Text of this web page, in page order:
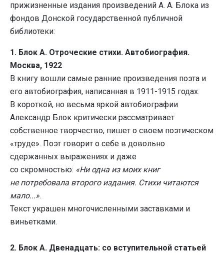
прижизненные издания произведений А. А. Блока из
фондов Донской государственной публичной
библиотеки:
1. Блок А. Отроческие стихи. Автобиография.
Москва, 1922
В книгу вошли самые ранние произведения поэта и
его автобиография, написанная в 1911-1915 годах.
В короткой, но весьма яркой автобиографии
Александр Блок критически рассматривает
собственное творчество, пишет о своем поэтическом
«труде». Поэт говорит о себе в довольно
сдержанных выражениях и даже
со скромностью: «Ни одна из моих книг
не потребовала второго издания. Стихи читаются
мало...».
Текст украшен многочисленными заставками и
виньетками.
2. Блок А. Двенадцать: со вступительной статьей